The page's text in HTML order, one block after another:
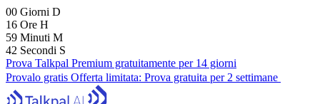
00 Giorni D
16 Ore H
59 Minuti M
41 Secondi S
Prova Talkpal Premium gratuitamente per 14 giorni
Provalo gratis Offerta limitata: Prova gratuita per 2 settimane